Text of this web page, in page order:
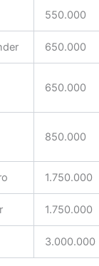
550.000
650.000
650.000
850.000
1.750.000
1.750.000
3.000.000